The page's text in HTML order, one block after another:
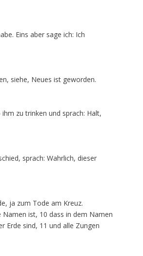
Eins aber sage ich: Ich
siehe, Neues ist geworden.
zu trinken und sprach: Halt,
sprach: Wahrlich, dieser
ja zum Tode am Kreuz.
ist, 10 dass in dem Namen
Erde sind, 11 und alle Zungen